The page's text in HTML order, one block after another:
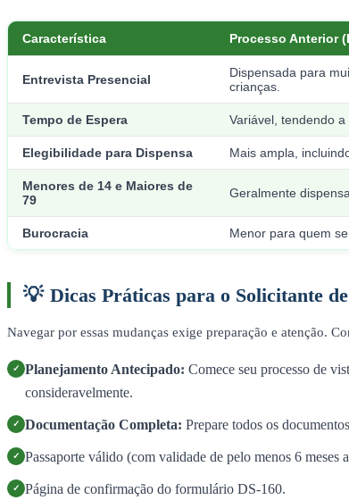
Característica Processo Anterior
Entrevista Presencial
Dispensada para
crianças.
Tempo de Espera Variável, tendendo
Elegibilidade para Dispensa Mais ampla,
Menores de 14 e Maiores de
79
Geralmente
Burocracia Menor para quem
💡 Dicas Práticas para o Solicitante
Navegar por essas mudanças exige preparação e atenção.
✓ Planejamento Antecipado: Comece seu processo de
consideravelmente.
✓ Documentação Completa: Prepare todos os
✓ Passaporte válido (com validade de pelo menos 6 meses
✓ Página de confirmação do formulário DS-160.